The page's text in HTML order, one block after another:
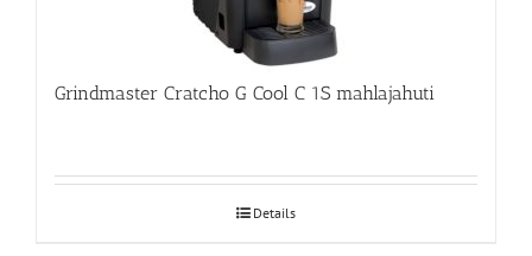
Grindmaster Cratcho G Cool C 1S mahlajahuti
Details